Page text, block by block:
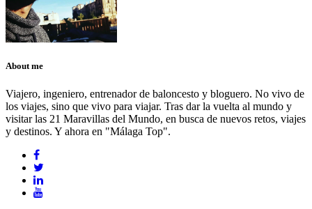
About me
Viajero, ingeniero, entrenador de baloncesto y bloguero. No vivo de
los viajes, sino que vivo para viajar. Tras dar la vuelta al mundo y
visitar las 21 Maravillas del Mundo, en busca de nuevos retos, viajes
y destinos. Y ahora en "Málaga Top".